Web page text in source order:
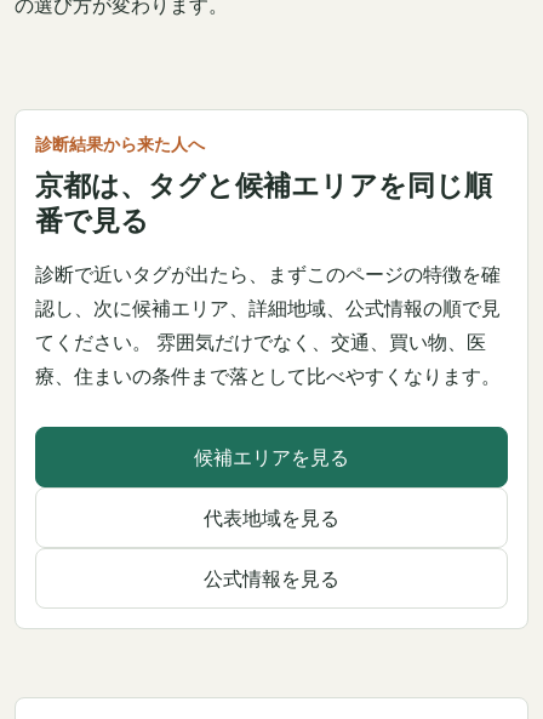
診断結果から来た人へ
京都は、タグと候補エリアを同じ順
番で見る
診断で近いタグが出たら、まずこのページの特徴を確
認し、次に候補エリア、詳細地域、公式情報の順で見
てください。 雰囲気だけでなく、交通、買い物、医
療、住まいの条件まで落として比べやすくなります。
候補エリアを見る
代表地域を見る
公式情報を見る